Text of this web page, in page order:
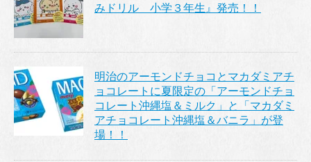
みドリル 小学３年生』発売！！
明治のアーモンドチョコとマカダミアチ
ョコレートに夏限定の「アーモンドチョ
コレート沖縄塩＆ミルク」と「マカダミ
アチョコレート沖縄塩＆バニラ」が登
場！！